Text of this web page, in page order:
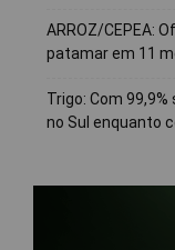
ARROZ/CEPEA:
patamar em 11
Trigo: Com
no Sul enquanto